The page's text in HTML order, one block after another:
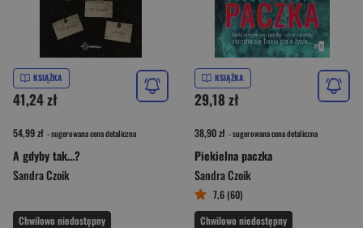
KSIĄŻKA
41,24 zł
54,99 zł - sugerowana cena detaliczna
A gdyby tak…?
Sandra Czoik
Chwilowo niedostępny
KSIĄŻKA
29,18 zł
38,90 zł - sugerowana cena detaliczna
Piekielna paczka
Sandra Czoik
7,6 (60)
Chwilowo niedostępny